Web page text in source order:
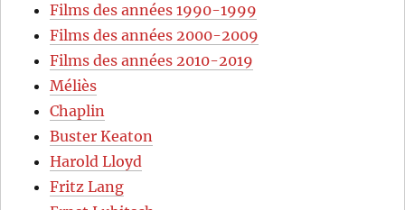
Films des années 1990-1999
Films des années 2000-2009
Films des années 2010-2019
Méliès
Chaplin
Buster Keaton
Harold Lloyd
Fritz Lang